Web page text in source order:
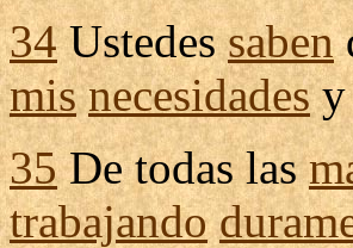
34Ustedessaben
mis necesidadesy
35De todas las
trabajando